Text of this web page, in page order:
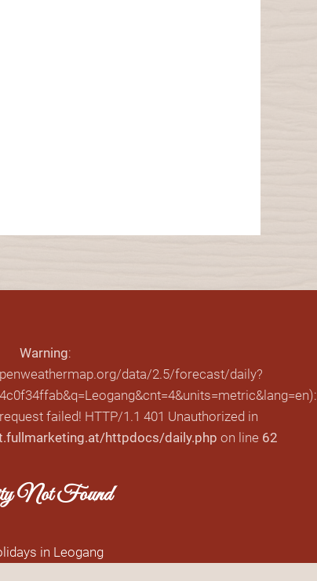
Warning:
data/2.5/forecast/daily?
failed! HTTP/1.1 401 Unauthorized in
httpdocs/daily.php on line 62
Not Found
in Leogang